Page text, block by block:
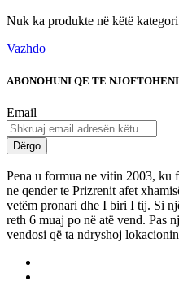
Nuk ka produkte në këtë
Vazhdo
ABONOHUNI QE TE
Email
Dërgo
Pena u formua ne vitin 2003, ku
ne qender te Prizrenit afet
vetëm pronari dhe I biri I tij. Si
reth 6 muaj po në atë vend. Pas
vendosi që ta ndryshoj